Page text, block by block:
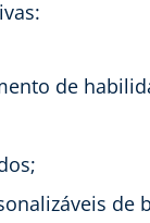
de
de